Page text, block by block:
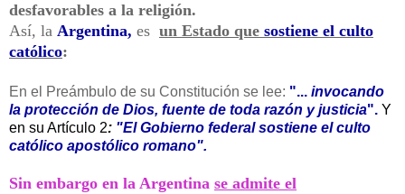
desfavorables a la religión.
Así, la Argentina, es un Estado que sostiene el culto
católico:
En el Preámbulo de su Constitución se lee: "... invocando
la protección de Dios, fuente de toda razón y justicia". Y
en su Artículo 2: "El Gobierno federal sostiene el culto
católico apostólico romano".
Sin embargo en la Argentina se admite el